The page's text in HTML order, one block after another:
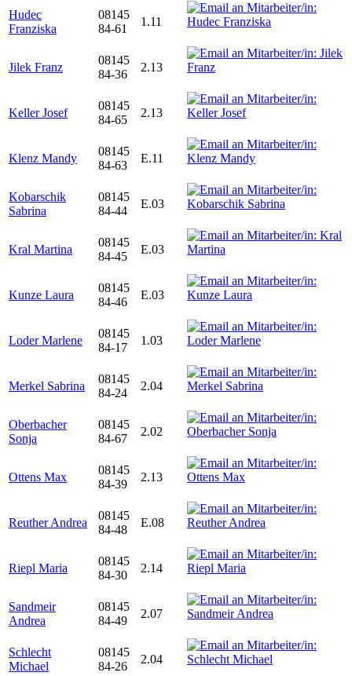
Hudec
Franziska
08145
84-61
1.11
Jilek Franz
08145
84-36
2.13
Keller Josef
08145
84-65
2.13
Klenz Mandy
08145
84-63
E.11
Kobarschik
Sabrina
08145
84-44
E.03
Kral Martina
08145
84-45
E.03
Kunze Laura
08145
84-46
E.03
Loder Marlene
08145
84-17
1.03
Merkel Sabrina
08145
84-24
2.04
Oberbacher
Sonja
08145
84-67
2.02
Ottens Max
08145
84-39
2.13
Reuther Andrea
08145
84-48
E.08
Riepl Maria
08145
84-30
2.14
Sandmeir
Andrea
08145
84-49
2.07
Schlecht
Michael
08145
84-26
2.04